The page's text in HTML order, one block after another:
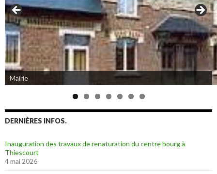
Mairie
Eglise de Thiescourt détruite durant la grande guerre
DERNIÈRES INFOS.
Inauguration des travaux de renaturation du centre bourg à
Thiescourt
4 mai 2026